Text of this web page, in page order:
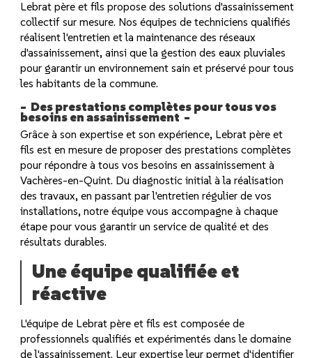
Lebrat père et fils propose des solutions d'assainissement
collectif sur mesure. Nos équipes de techniciens qualifiés
réalisent l'entretien et la maintenance des réseaux
d'assainissement, ainsi que la gestion des eaux pluviales
pour garantir un environnement sain et préservé pour tous
les habitants de la commune.
Des prestations complètes pour tous vos
besoins en assainissement
Grâce à son expertise et son expérience, Lebrat père et
fils est en mesure de proposer des prestations complètes
pour répondre à tous vos besoins en assainissement à
Vachères-en-Quint. Du diagnostic initial à la réalisation
des travaux, en passant par l'entretien régulier de vos
installations, notre équipe vous accompagne à chaque
étape pour vous garantir un service de qualité et des
résultats durables.
Une équipe qualifiée et
réactive
L'équipe de Lebrat père et fils est composée de
professionnels qualifiés et expérimentés dans le domaine
de l'assainissement. Leur expertise leur permet d'identifier